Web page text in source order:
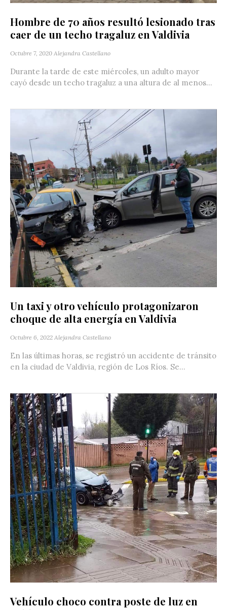
Hombre de 70 años resultó lesionado tras
caer de un techo tragaluz en Valdivia
Octubre 7, 2020 Alejandra Castellano
Durante la tarde de este miércoles, un adulto mayor
cayó desde un techo tragaluz a una altura de al menos...
Un taxi y otro vehículo protagonizaron
choque de alta energía en Valdivia
Octubre 6, 2022 Alejandra Castellano
En las últimas horas, se registró un accidente de tránsito
en la ciudad de Valdivia, región de Los Ríos. Se...
Vehículo choco contra poste de luz en